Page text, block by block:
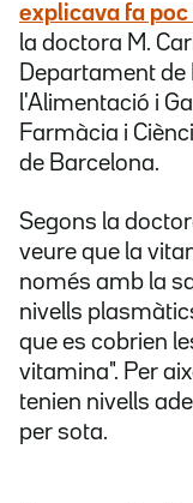
explicava fa
la doctora M.
Departament de
l'Alimentació i
Farmàcia i
de Barcelona.
Segons la
veure que la
només amb la
nivells
que es cobrien
vitamina". Per
tenien nivells
per sota.